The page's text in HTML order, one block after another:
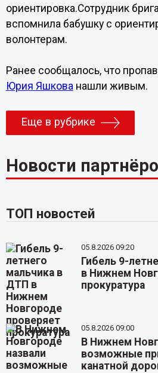
ориентировка.Сотрудник
вспомнила бабушку с
волонтерам.
Ранее сообщалось, что
Юрия Яшкованашли живым.
Еще в рубрике
Новости
ТОП новостей
05.8.2026 09:20
Гибель 9-
в Нижнем
прокуратура
05.8.2026 09:00
В Нижнем
возможные
канатной